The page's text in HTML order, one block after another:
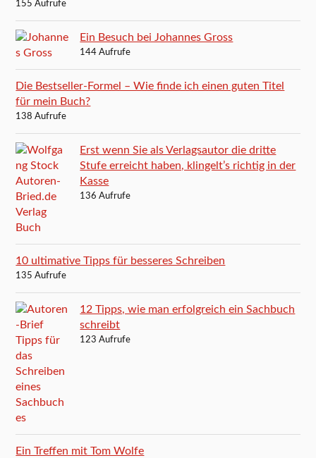
155 Aufrufe
Ein Besuch bei Johannes Gross
144 Aufrufe
Die Bestseller-Formel – Wie finde ich einen guten Titel
für mein Buch?
138 Aufrufe
Erst wenn Sie als Verlagsautor die dritte
Stufe erreicht haben, klingelt’s richtig in der
Kasse
136 Aufrufe
10 ultimative Tipps für besseres Schreiben
135 Aufrufe
12 Tipps, wie man erfolgreich ein Sachbuch
schreibt
123 Aufrufe
Ein Treffen mit Tom Wolfe